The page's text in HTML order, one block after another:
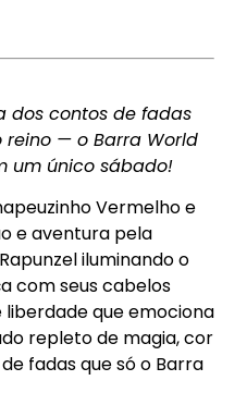
dos contos de fadas
— o Barra World
um único sábado!
Vermelho e
e aventura pela
iluminando o
com seus cabelos
liberdade que emociona
repleto de magia, cor
fadas que só o Barra